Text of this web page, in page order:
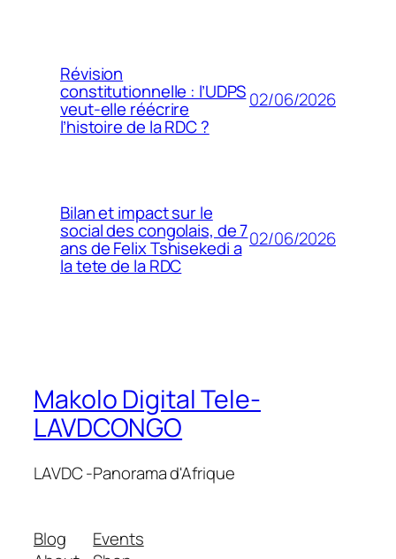
Révision
constitutionnelle : l’UDPS
veut-elle réécrire
l’histoire de la RDC ?
02/06/2026
Bilan et impact sur le
social des congolais, de 7
ans de Felix Tshisekedi a
la tete de la RDC
02/06/2026
Makolo Digital Tele-
LAVDCONGO
LAVDC -Panorama d'Afrique
Blog
Events